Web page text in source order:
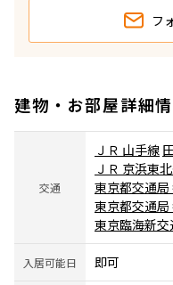
フ
建物・お部屋詳細
交通
ＪＲ 山手線
ＪＲ 京浜東
東京都交通
東京都交通
東京臨海新交
入居可能日 即可